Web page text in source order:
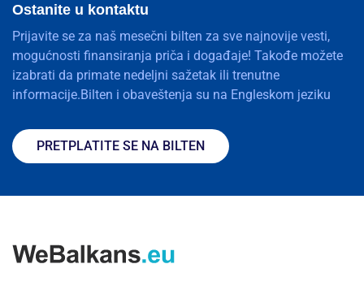
Ostanite u kontaktu
Prijavite se za naš mesečni bilten za sve najnovije vesti,
mogućnosti finansiranja priča i događaje! Takođe možete
izabrati da primate nedeljni sažetak ili trenutne
informacije.Bilten i obaveštenja su na Engleskom jeziku
PRETPLATITE SE NA BILTEN